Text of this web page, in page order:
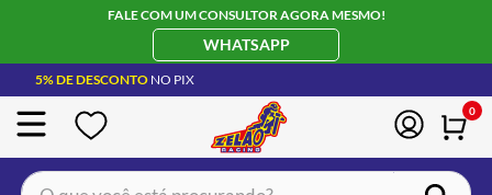
FALE COM UM CONSULTOR AGORA MESMO!
WHATSAPP
5% DE DESCONTO NO PIX
0
O que você está procurando?